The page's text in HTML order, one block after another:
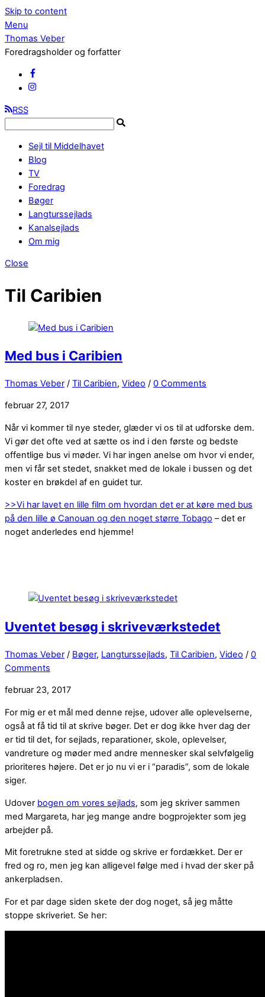
Skip to content
Menu
Thomas Veber
Foredragsholder og forfatter
RSS
Sejl til Middelhavet
Blog
TV
Foredrag
Bøger
Langturssejlads
Kanalsejlads
Om mig
Close
Til Caribien
Med bus i Caribien
Thomas Veber / Til Caribien, Video / 0 Comments
februar 27, 2017
Når vi kommer til nye steder, glæder vi os til at udforske dem.
Vi gør det ofte ved at sætte os ind i den første og bedste
offentlige bus vi møder. Vi har ingen anelse om hvor vi ender,
men vi får set stedet, snakket med de lokale i bussen og det
koster en brøkdel af en guidet tur.
>>Vi har lavet en lille film om hvordan det er at køre med bus
på den lille ø Canouan og den noget større Tobago – det er
noget anderledes end hjemme!
Uventet besøg i skriveværkstedet
Thomas Veber / Bøger, Langturssejlads, Til Caribien, Video / 0
Comments
februar 23, 2017
For mig er et mål med denne rejse, udover alle oplevelserne,
også at få tid til at skrive bøger. Det er dog ikke hver dag der
er tid til det, for sejlads, reparationer, skole, oplevelser,
vandreture og møder med andre mennesker skal selvfølgelig
prioriteres højere. Det er jo nu vi er i “paradis”, som de lokale
siger.
Udover bogen om vores sejlads, som jeg skriver sammen
med Margareta, har jeg mange andre bogprojekter som jeg
arbejder på.
Mit foretrukne sted at sidde og skrive er fordækket. Der er
fred og ro, men jeg kan alligevel følge med i hvad der sker på
ankerpladsen.
For et par dage siden skete der dog noget, så jeg måtte
stoppe skriveriet. Se her: